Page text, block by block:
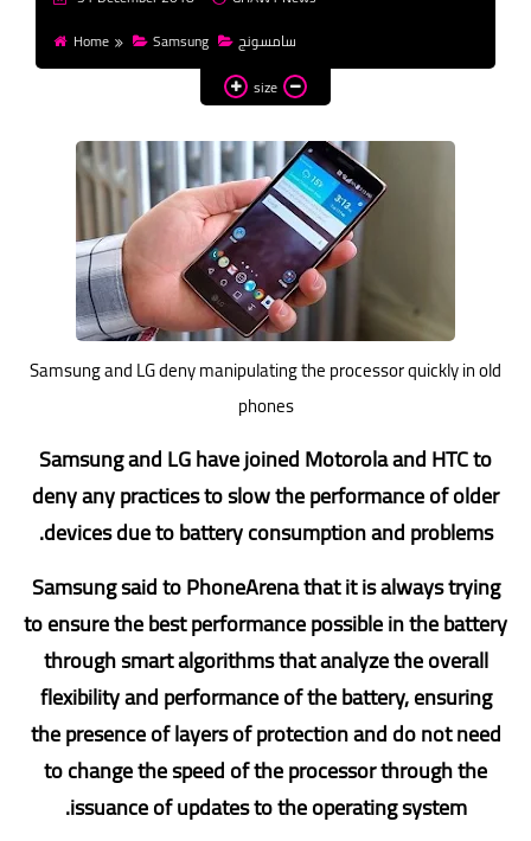
WordPress
templates HTML
templates Blogger
css
Home
Samsung
سامسونج
size
Samsung and LG deny manipulating the processor quickly in old
phones
Samsung and LG have joined Motorola and HTC to
deny any practices to slow the performance of older
devices due to battery consumption and problems.
Samsung said to PhoneArena that it is always trying
to ensure the best performance possible in the battery
through smart algorithms that analyze the overall
flexibility and performance of the battery, ensuring
the presence of layers of protection and do not need
to change the speed of the processor through the
issuance of updates to the operating system.